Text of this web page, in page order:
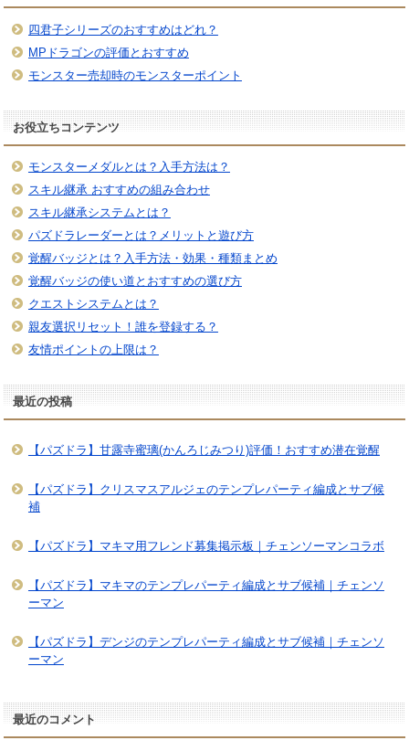
四君子シリーズのおすすめはどれ？
MPドラゴンの評価とおすすめ
モンスター売却時のモンスターポイント
お役立ちコンテンツ
モンスターメダルとは？入手方法は？
スキル継承 おすすめの組み合わせ
スキル継承システムとは？
パズドラレーダーとは？メリットと遊び方
覚醒バッジとは？入手方法・効果・種類まとめ
覚醒バッジの使い道とおすすめの選び方
クエストシステムとは？
親友選択リセット！誰を登録する？
友情ポイントの上限は？
最近の投稿
【パズドラ】甘露寺蜜璃(かんろじみつり)評価！おすすめ潜在覚醒
【パズドラ】クリスマスアルジェのテンプレパーティ編成とサブ候
補
【パズドラ】マキマ用フレンド募集掲示板｜チェンソーマンコラボ
【パズドラ】マキマのテンプレパーティ編成とサブ候補｜チェンソ
ーマン
【パズドラ】デンジのテンプレパーティ編成とサブ候補｜チェンソ
ーマン
最近のコメント